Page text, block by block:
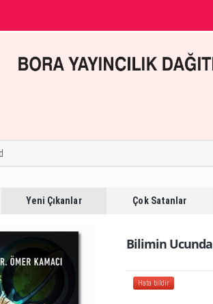
Yeni Çıkanlar Çok Satanlar
Bilimin Ucunda
Hata bildir